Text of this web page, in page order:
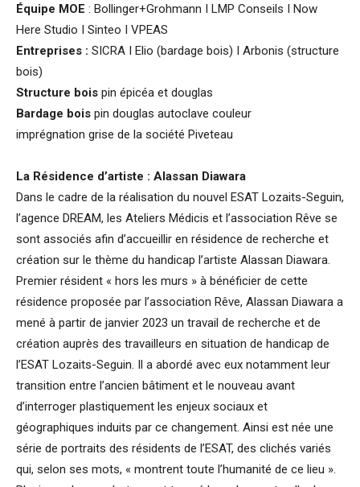
Équipe MOE : Bollinger+Grohmann I LMP Conseils I Now
Here Studio I Sinteo I VPEAS
Entreprises : SICRA I Elio (bardage bois) I Arbonis (structure
bois)
Structure bois pin épicéa et douglas
Bardage bois pin douglas autoclave couleur
imprégnation grise de la société Piveteau
La Résidence d’artiste : Alassan Diawara
Dans le cadre de la réalisation du nouvel ESAT Lozaits-Seguin,
l’agence DREAM, les Ateliers Médicis et l’association Rêve se
sont associés afin d’accueillir en résidence de recherche et
création sur le thème du handicap l’artiste Alassan Diawara.
Premier résident « hors les murs » à bénéficier de cette
résidence proposée par l’association Rêve, Alassan Diawara a
mené à partir de janvier 2023 un travail de recherche et de
création auprès des travailleurs en situation de handicap de
l’ESAT Lozaits-Seguin. Il a abordé avec eux notamment leur
transition entre l’ancien bâtiment et le nouveau avant
d’interroger plastiquement les enjeux sociaux et
géographiques induits par ce changement. Ainsi est née une
série de portraits des résidents de l’ESAT, des clichés variés
qui, selon ses mots, « montrent toute l’humanité de ce lieu ».